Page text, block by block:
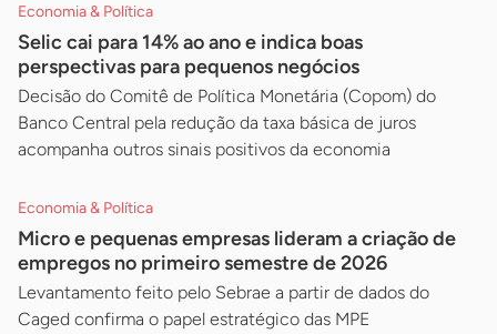
Economia & Política
Selic cai para 14% ao ano e indica boas
perspectivas para pequenos negócios
Decisão do Comitê de Política Monetária (Copom) do
Banco Central pela redução da taxa básica de juros
acompanha outros sinais positivos da economia
Economia & Política
Micro e pequenas empresas lideram a criação de
empregos no primeiro semestre de 2026
Levantamento feito pelo Sebrae a partir de dados do
Caged confirma o papel estratégico das MPE